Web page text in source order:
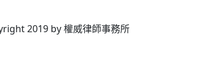
2019 by 權威律師事務所